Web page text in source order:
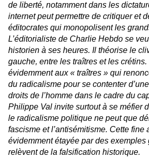
de liberté, notamment dans les
internet peut permettre de critiquer et
éditocrates qui monopolisent les
L’éditorialiste de Charlie Hebdo se
historien à ses heures. Il théorise le
gauche, entre les traîtres et les crétins.
évidemment aux « traîtres » qui
du radicalisme pour se contenter
droits de l’homme dans le cadre du
Philippe Val invite surtout à se méfier
le radicalisme politique ne peut que
fascisme et l’antisémitisme. Cette fine
évidemment étayée par des exemples
relèvent de la falsification historique.